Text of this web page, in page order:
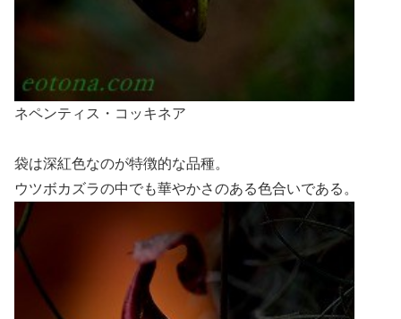
ネペンティス・コッキネア
袋は深紅色なのが特徴的な品種。
ウツボカズラの中でも華やかさのある色合いである。